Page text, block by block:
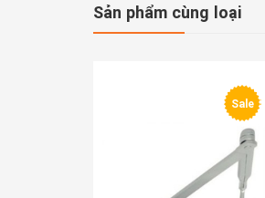
Sản phẩm cùng loại
Sale